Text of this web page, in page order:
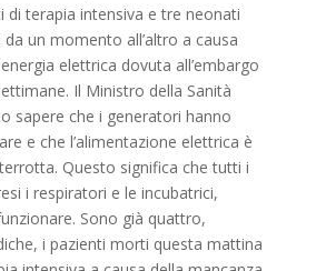
di terapia intensiva e tre neonati
un momento all’altro a causa
elettrica dovuta all’embargo
Il Ministro della Sanità
sapere che i generatori hanno
e che l’alimentazione elettrica è
Questo significa che tutti i
i respiratori e le incubatrici,
Sono già quattro,
i pazienti morti questa mattina